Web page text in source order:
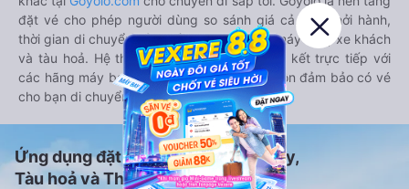
đặt vé cho phép người dùng so sánh giá cả, giờ khởi hành,
thời gian di chuyển của nhiều phương tiện máy bay, xe khách
và tàu hoả. Hệ thống của Goyolo được liên kết trực tiếp với
các hãng máy bay, xe khách và tàu hoả, luôn đảm bảo có vé
cho bạn di chuyển.
Ứng dụng đặt vé Xe khách, Máy bay,
Tàu hoả và Thuê xe